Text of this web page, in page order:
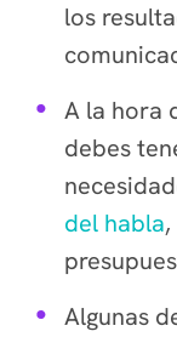
los
A la hora
debes
del habla
Algunas